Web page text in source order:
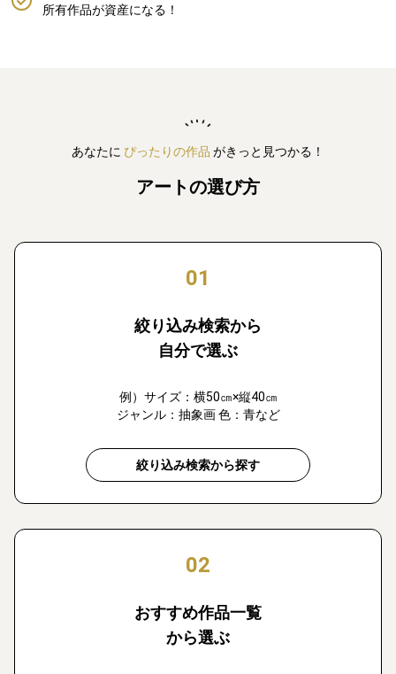
所有作品が資産になる！
あなたに ぴったりの作品 がきっと見つかる！
アートの選び方
01
絞り込み検索から
自分で選ぶ
例）サイズ：横50㎝×縦40㎝
ジャンル：抽象画 色：青など
絞り込み検索から探す
02
おすすめ作品一覧
から選ぶ